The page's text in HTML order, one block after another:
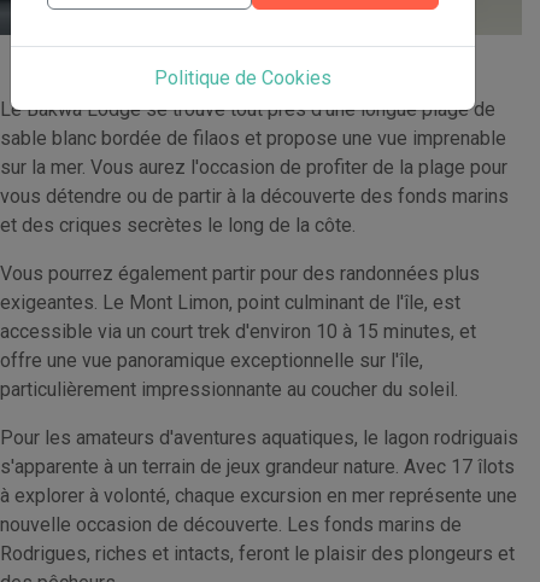
Loisirs et Sports
Le Bakwa Lodge se trouve tout près d'une longue plage de
sable blanc bordée de filaos et propose une vue imprenable
sur la mer. Vous aurez l'occasion de profiter de la plage pour
vous détendre ou de partir à la découverte des fonds marins
et des criques secrètes le long de la côte.
Vous pourrez également partir pour des randonnées plus
exigeantes. Le Mont Limon, point culminant de l'île, est
accessible via un court trek d'environ 10 à 15 minutes, et
offre une vue panoramique exceptionnelle sur l'île,
particulièrement impressionnante au coucher du soleil.
Pour les amateurs d'aventures aquatiques, le lagon rodriguais
s'apparente à un terrain de jeux grandeur nature. Avec 17 îlots
à explorer à volonté, chaque excursion en mer représente une
nouvelle occasion de découverte. Les fonds marins de
Rodrigues, riches et intacts, feront le plaisir des plongeurs et
Politique de Cookies